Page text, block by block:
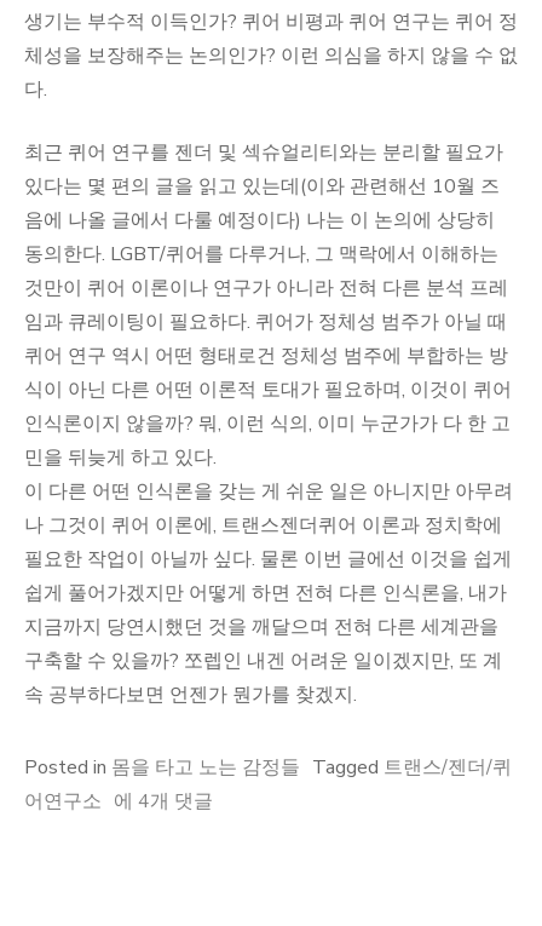
생기는 부수적 이득인가? 퀴어 비평과 퀴어 연구는 퀴어 정
체성을 보장해주는 논의인가? 이런 의심을 하지 않을 수 없
다.
최근 퀴어 연구를 젠더 및 섹슈얼리티와는 분리할 필요가
있다는 몇 편의 글을 읽고 있는데(이와 관련해선 10월 즈
음에 나올 글에서 다룰 예정이다) 나는 이 논의에 상당히
동의한다. LGBT/퀴어를 다루거나, 그 맥락에서 이해하는
것만이 퀴어 이론이나 연구가 아니라 전혀 다른 분석 프레
임과 큐레이팅이 필요하다. 퀴어가 정체성 범주가 아닐 때
퀴어 연구 역시 어떤 형태로건 정체성 범주에 부합하는 방
식이 아닌 다른 어떤 이론적 토대가 필요하며, 이것이 퀴어
인식론이지 않을까? 뭐, 이런 식의, 이미 누군가가 다 한 고
민을 뒤늦게 하고 있다.
이 다른 어떤 인식론을 갖는 게 쉬운 일은 아니지만 아무려
나 그것이 퀴어 이론에, 트랜스젠더퀴어 이론과 정치학에
필요한 작업이 아닐까 싶다. 물론 이번 글에선 이것을 쉽게
쉽게 풀어가겠지만 어떻게 하면 전혀 다른 인식론을, 내가
지금까지 당연시했던 것을 깨달으며 전혀 다른 세계관을
구축할 수 있을까? 쪼렙인 내겐 어려운 일이겠지만, 또 계
속 공부하다보면 언젠가 뭔가를 찾겠지.
Posted in 몸을 타고 노는 감정들 Tagged 트랜스/젠더/퀴
어연구소 퀴
에 4개 댓글